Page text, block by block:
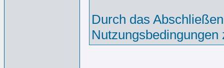
Durch das
Nutzungsbedingungen